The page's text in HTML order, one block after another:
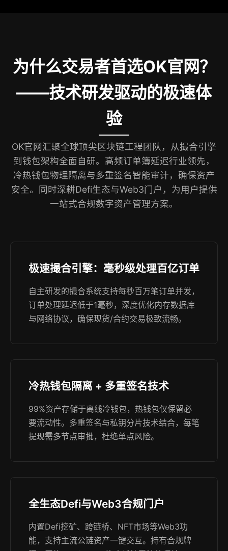
为什么交易者首选OK官网？
——技术研发驱动的极速体
验
OK官网汇聚全球顶尖区块链工程团队，从撮合引擎
到钱包架构全面自研。高频订单簿延迟行业领先，
冷热钱包物理隔离与多重签名智能审计，确保资产
安全。同时深耕Defi生态与Web3门户，为用户提供
一站式合规数字资产管理方案。
极速撮合引擎：毫秒级处理百亿订单
自主研发的撮合系统支持每秒百万笔订单并发，
订单处理延迟低于1毫秒，深度优化内存数据库
与网络协议，确保现货/合约交易极致流畅。
冷热钱包隔离 + 多重签名技术
99%资产存储于离线冷钱包，热钱包仅保留必
要流动性。多重签名与私钥分片技术结合，每笔
提现需多节点审批，杜绝单点风险。
全生态Defi与Web3合规门户
内置Defi挖矿、跨链桥、NFT市场等Web3功
能，支持主流公链资产一键交互。持有合规牌